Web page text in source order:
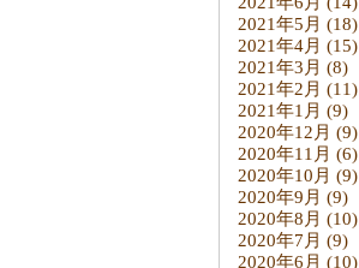
2021年5月 (18)
2021年4月 (15)
2021年3月 (8)
2021年2月 (11)
2021年1月 (9)
2020年12月 (9)
2020年11月 (6)
2020年10月 (9)
2020年9月 (9)
2020年8月 (10)
2020年7月 (9)
2020年6月 (10)